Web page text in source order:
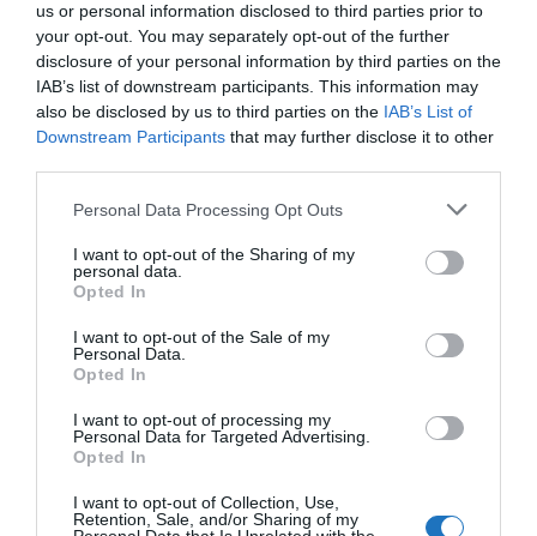
us or personal information disclosed to third parties prior to
your opt-out. You may separately opt-out of the further
disclosure of your personal information by third parties on the
IAB’s list of downstream participants. This information may
also be disclosed by us to third parties on the IAB’s List of
Downstream Participants that may further disclose it to other
Please note that this website/app uses one or more Google
not limited to your visit or usage behaviour. You may click to
grant or deny consent to Google and its third-party tags to
use your data for below specified purposes in below Google
consent section.
Personal Data Processing Opt Outs
I want to opt-out of the Sharing of my
personal data.
Opted In
I want to opt-out of the Sale of my
Personal Data.
Opted In
I want to opt-out of processing my
Personal Data for Targeted Advertising.
Opted In
I want to opt-out of Collection, Use,
Retention, Sale, and/or Sharing of my
Világos, hogy vannak támogatásra érdemes dolgok
és akár a divatmúzeum is lehet ilyen, különsen a
Balaton Szépe házigazda városban, a legelegánsabb
balatoni településen bőven lehet helye és tere a
divatnak, hozhat előremutató fejlődést is akár.
olyan fejlesztés, amely nagyarányban közpénzből
valósul meg, az a legtöbb esetben miért is kerül
magánkézbe. Szlovéniában például a SAVA
szállodalánc állami kézben van, az ott megtermelt
látják, hogy az ezekre a szállodákra fordított
közpénzek megtérülnek.
Az üzemeltető személye nyugodtan lehet bármely